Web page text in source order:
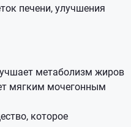
печени, улучшения
метаболизм жиров
мягким мочегонным
которое